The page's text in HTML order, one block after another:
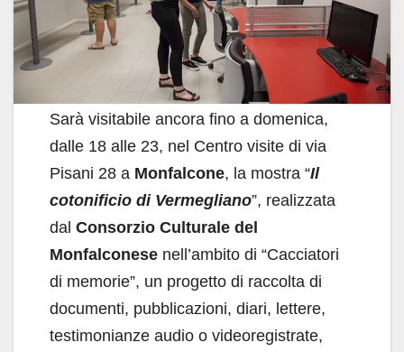
Sarà visitabile ancora fino a domenica,
dalle 18 alle 23, nel Centro visite di via
Pisani 28 a Monfalcone, la mostra “Il
cotonificio di Vermegliano”, realizzata
dal Consorzio Culturale del
Monfalconese nell’ambito di “Cacciatori
di memorie”, un progetto di raccolta di
documenti, pubblicazioni, diari, lettere,
testimonianze audio o videoregistrate,